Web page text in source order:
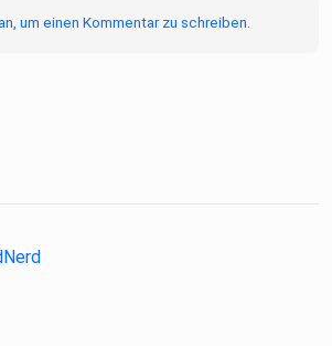
um einen Kommentar zu schreiben.